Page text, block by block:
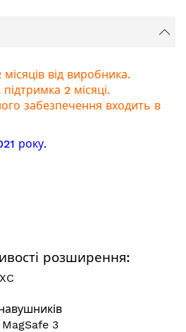
місяців від виробника.
2 місяці.
забезпечення входить в
року.
розширення:
3